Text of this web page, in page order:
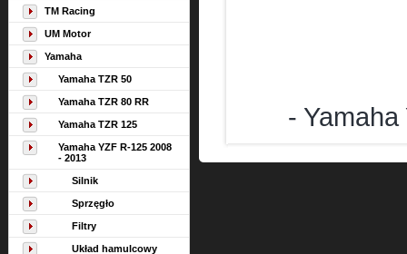
TM Racing
UM Motor
Yamaha
Yamaha TZR 50
Yamaha TZR 80 RR
Yamaha TZR 125
Yamaha YZF R-125 2008
- 2013
Silnik
Sprzęgło
Filtry
Układ hamulcowy
-